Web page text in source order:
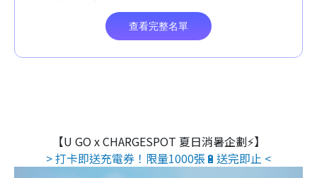
【U GO x CHARGESPOT 夏日消暑企劃⚡】
> 打卡即送充電券！限量1000張🔋送完即止 <